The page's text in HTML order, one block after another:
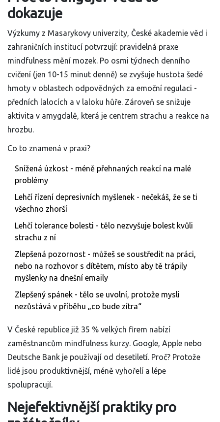
dokazuje
Výzkumy z Masarykovy univerzity, České akademie věd i
zahraničních institucí potvrzují: pravidelná praxe
mindfulness mění mozek. Po osmi týdnech denního
cvičení (jen 10-15 minut denně) se zvyšuje hustota šedé
hmoty v oblastech odpovědných za emoční regulaci -
předních lalocích a v laloku hůře. Zároveň se snižuje
aktivita v amygdalě, která je centrem strachu a reakce na
hrozbu.
Co to znamená v praxi?
Snížená úzkost - méně přehnaných reakcí na malé
problémy
Lehčí řízení depresivních myšlenek - nečekáš, že se ti
všechno zhorší
Lehčí tolerance bolesti - tělo nezvyšuje bolest kvůli
strachu z ní
Zlepšená pozornost - můžeš se soustředit na práci,
nebo na rozhovor s dítětem, místo aby tě trápily
myšlenky na dnešní emaily
Zlepšený spánek - tělo se uvolní, protože mysli
nezůstává v příběhu „co bude zítra“
V České republice již 35 % velkých firem nabízí
zaměstnancům mindfulness kurzy. Google, Apple nebo
Deutsche Bank je používají od desetiletí. Proč? Protože
lidé jsou produktivnější, méně vyhořelí a lépe
spolupracují.
Nejefektivnější praktiky pro